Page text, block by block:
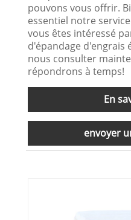
pouvons vous offrir.
essentiel notre
vous êtes intéressé
d'épandage d'engrais
nous consulter
répondrons à temps!
En
envoyer